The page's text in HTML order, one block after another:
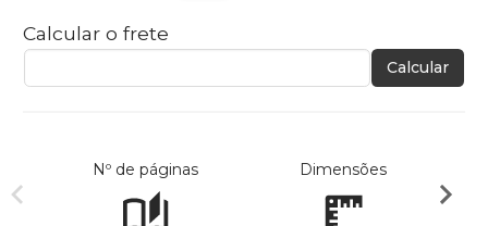
Calcular o frete
Calcular
Nº de páginas Dimensões